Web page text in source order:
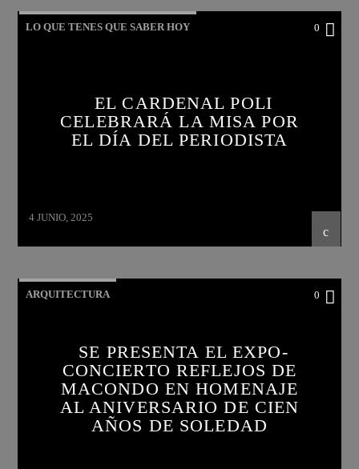
LO QUE TENES QUE SABER HOY 0
EL CARDENAL POLI
CELEBRARÁ LA MISA POR
EL DÍA DEL PERIODISTA
4 JUNIO, 2025
ARQUITECTURA 0
SE PRESENTA EL EXPO-
CONCIERTO REFLEJOS DE
MACONDO EN HOMENAJE
AL ANIVERSARIO DE CIEN
AÑOS DE SOLEDAD